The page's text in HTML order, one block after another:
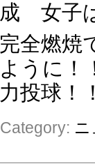
成 女子
完全燃焼
ように！
力投球！
Category: